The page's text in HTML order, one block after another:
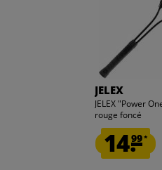
JELEX
JELEX "Power
rouge foncé
14.99*